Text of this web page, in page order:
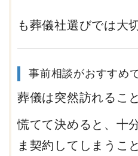
も葬儀社選びでは大
事前相談がおすすめ
葬儀は突然訪れるこ
慌てて決めると、十
ま契約してしまうこ